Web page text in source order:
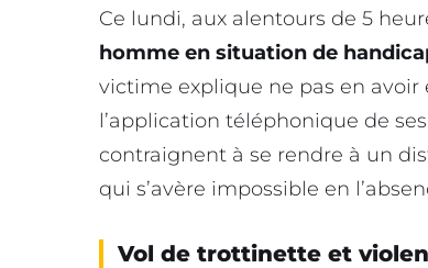
Ce lundi, aux alentours de 5
homme en situation de
victime explique ne pas en
l’application téléphonique de
contraignent à se rendre à un
qui s’avère impossible en
Vol de trottinette et